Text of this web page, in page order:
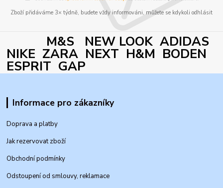
Zboží přidáváme 3× týdně, budete vždy informováni, můžete se kdykoli odhlásit
M&S NEW LOOK ADIDAS
NIKE ZARA NEXT H&M BODEN
ESPRIT GAP
Informace pro zákazníky
Doprava a platby
Jak rezervovat zboží
Obchodní podmínky
Odstoupení od smlouvy, reklamace